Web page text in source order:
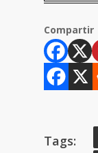
Compartir
Tags: